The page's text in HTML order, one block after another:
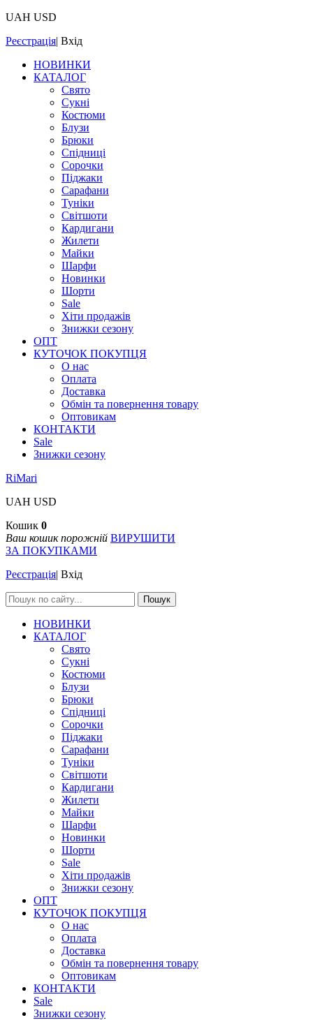
UAH USD
Реєстрація| Вхід
НОВИНКИ
КАТАЛОГ
Свято
Сукні
Костюми
Блузи
Брюки
Спідниці
Сорочки
Піджаки
Сарафани
Туніки
Світшоти
Кардигани
Жилети
Майки
Шарфи
Новинки
Шорти
Sale
Хіти продажів
Знижки сезону
ОПТ
КУТОЧОК ПОКУПЦЯ
О нас
Оплата
Доставка
Обмін та повернення товару
Оптовикам
КОНТАКТИ
Sale
Знижки сезону
RiMari
UAH USD
Кошик 0
Ваш кошик порожній ВИРУШИТИ
ЗА ПОКУПКАМИ
Реєстрація| Вхід
Пошук
НОВИНКИ
КАТАЛОГ
Свято
Сукні
Костюми
Блузи
Брюки
Спідниці
Сорочки
Піджаки
Сарафани
Туніки
Світшоти
Кардигани
Жилети
Майки
Шарфи
Новинки
Шорти
Sale
Хіти продажів
Знижки сезону
ОПТ
КУТОЧОК ПОКУПЦЯ
О нас
Оплата
Доставка
Обмін та повернення товару
Оптовикам
КОНТАКТИ
Sale
Знижки сезону